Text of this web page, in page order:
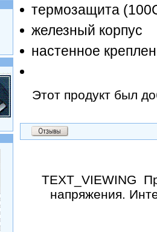
термозащита
железный корпус
настенное
Этот продукт был
TEXT_VIEWING
напряжения.